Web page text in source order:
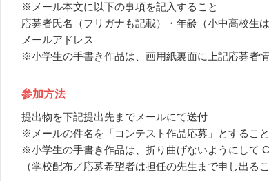
※メール本文に以下の事項を記入すること
応募者氏名（フリガナも記載）・年齢（小中高校生
メールアドレス
※小学生の手書き作品は、画用紙裏面に上記応募者
参加方法
提出物を下記提出先までメールにて送付
※メールの件名を「コンテスト作品応募」とすること
※小学生の手書き作品は、折り曲げないようにして
（学校配布／応募希望者は担任の先生まで申し出る